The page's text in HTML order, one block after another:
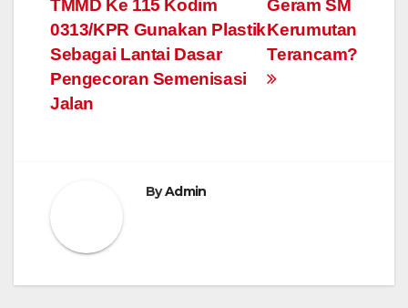
pos
Geram SM
Kerumutan
Terancam?
TMMD Ke 115 Kodim
0313/KPR Gunakan Plastik
Sebagai Lantai Dasar
Pengecoran Semenisasi
Jalan
ByAdmin